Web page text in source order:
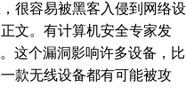
容易被黑客入侵到网络设
文。有计算机安全专家发
这个漏洞影响许多设备，比
款无线设备都有可能被攻